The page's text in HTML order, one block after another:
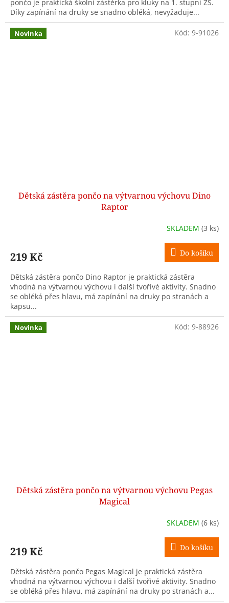
pončo je praktická školní zástěrka pro kluky na 1. stupni ZŠ.
Díky zapínání na druky se snadno obléká, nevyžaduje...
Novinka
Dětská zástěra pončo na výtvarnou výchovu Dino
Raptor
SKLADEM (3 ks)
219 Kč Do košíku
Dětská zástěra pončo Dino Raptor je praktická zástěra
vhodná na výtvarnou výchovu i další tvořivé aktivity. Snadno
se obléká přes hlavu, má zapínání na druky po stranách a
kapsu...
Kód: 9-91026
Novinka
Dětská zástěra pončo na výtvarnou výchovu Pegas
Magical
SKLADEM (6 ks)
219 Kč Do košíku
Dětská zástěra pončo Pegas Magical je praktická zástěra
vhodná na výtvarnou výchovu i další tvořivé aktivity. Snadno
se obléká přes hlavu, má zapínání na druky po stranách a...
Kód: 9-88926